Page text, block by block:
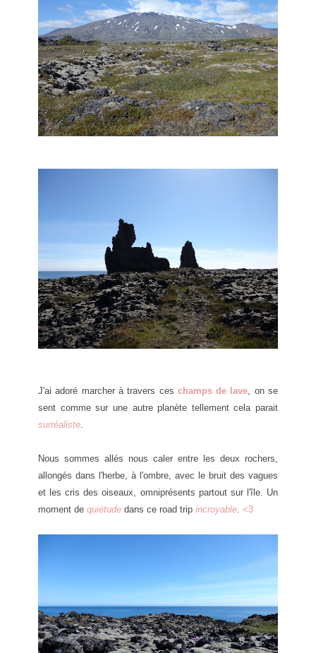
J'ai adoré marcher à travers ces champs de lave, on se
sent comme sur une autre planète tellement cela parait
surréaliste.
Nous sommes allés nous caler entre les deux rochers,
allongés dans l'herbe, à l'ombre, avec le bruit des vagues
et les cris des oiseaux, omniprésents partout sur l'île. Un
moment de quiétude dans ce road trip incroyable. <3